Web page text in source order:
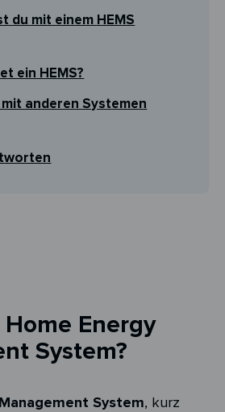
du mit einem HEMS
ein HEMS?
mit anderen Systemen
Energy
System?
System, kurz